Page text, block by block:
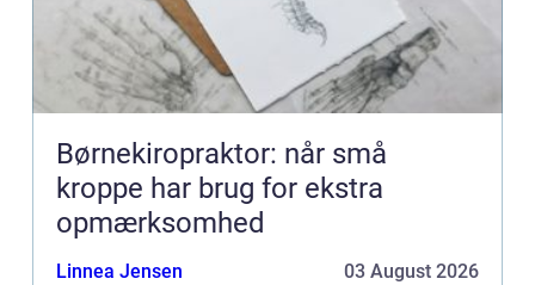
Børnekiropraktor: når små
kroppe har brug for ekstra
opmærksomhed
Linnea Jensen 03 August 2026